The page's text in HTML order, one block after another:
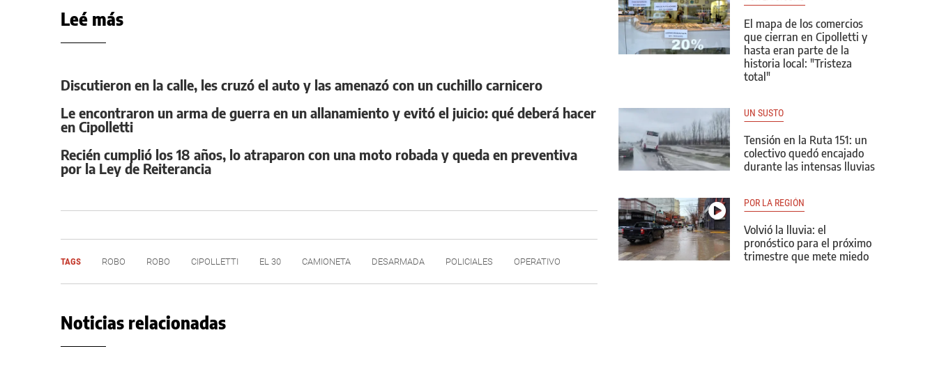
Leé más
Discutieron en la calle, les cruzó el auto y las amenazó con un cuchillo carnicero
Le encontraron un arma de guerra en un allanamiento y evitó el juicio: qué deberá hacer
en Cipolletti
Recién cumplió los 18 años, lo atraparon con una moto robada y queda en preventiva
por la Ley de Reiterancia
TAGS ROBO ROBO CIPOLLETTI EL 30 CAMIONETA DESARMADA POLICIALES OPERATIVO
Noticias relacionadas
El mapa de los comercios
que cierran en Cipolletti y
hasta eran parte de la
historia local: "Tristeza
total"
UN SUSTO
Tensión en la Ruta 151: un
colectivo quedó encajado
durante las intensas lluvias
POR LA REGIÓN
Volvió la lluvia: el
pronóstico para el próximo
trimestre que mete miedo